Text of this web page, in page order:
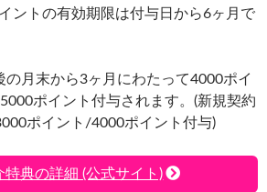
ントの有効期限は付与日から6ヶ月で
の月末から3ヶ月にわたって4000ポイ
ポイント付与されます。(新規契約
ポイント/4000ポイント付与)
典の詳細 (公式サイト)